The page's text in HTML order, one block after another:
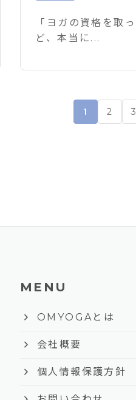
「ヨガの資格を取
ど、本当に...
1 2 3
MENU
keyboard_arrow_right OMYOGAとは
keyboard_arrow_right 会社概要
keyboard_arrow_right 個人情報保護方針